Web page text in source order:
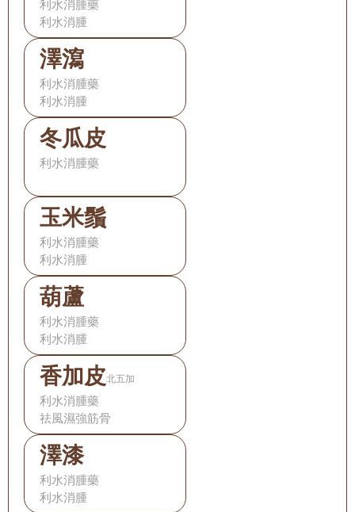
利水消腫藥
利水消腫
澤瀉
利水消腫藥
利水消腫
冬瓜皮
利水消腫藥
玉米鬚
利水消腫藥
利水消腫
葫蘆
利水消腫藥
利水消腫
香加皮北五加
利水消腫藥
祛風濕強筋骨
澤漆
利水消腫藥
利水消腫